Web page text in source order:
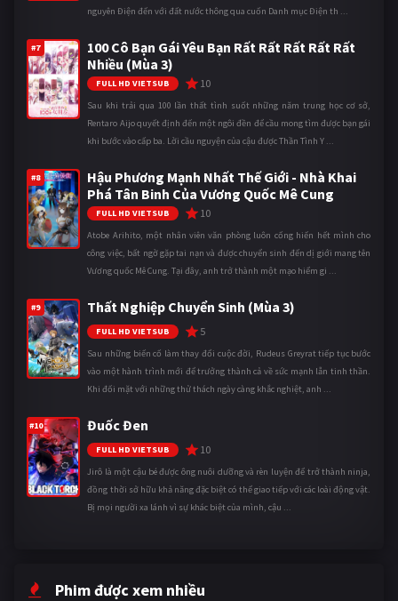
nguyên Điện đến với đất nước thông qua cuốn Danh mục Điện th ...
#7
100 Cô Bạn Gái Yêu Bạn Rất Rất Rất Rất Rất
Nhiều (Mùa 3)
FULL HD VIETSUB 10
Sau khi trải qua 100 lần thất tình suốt những năm trung học cơ sở,
Rentaro Aijo quyết định đến một ngôi đền để cầu mong tìm được bạn gái
khi bước vào cấp ba. Lời cầu nguyện của cậu được Thần Tình Y ...
#8
Hậu Phương Mạnh Nhất Thế Giới - Nhà Khai
Phá Tân Binh Của Vương Quốc Mê Cung
FULL HD VIETSUB 10
Atobe Arihito, một nhân viên văn phòng luôn cống hiến hết mình cho
công việc, bất ngờ gặp tai nạn và được chuyển sinh đến dị giới mang tên
Vương quốc Mê Cung. Tại đây, anh trở thành một mạo hiểm gi ...
#9 Thất Nghiệp Chuyển Sinh (Mùa 3)
FULL HD VIETSUB 5
Sau những biến cố làm thay đổi cuộc đời, Rudeus Greyrat tiếp tục bước
vào một hành trình mới để trưởng thành cả về sức mạnh lẫn tinh thần.
Khi đối mặt với những thử thách ngày càng khắc nghiệt, anh ...
#10 Đuốc Đen
FULL HD VIETSUB 10
Jirô là một cậu bé được ông nuôi dưỡng và rèn luyện để trở thành ninja,
đồng thời sở hữu khả năng đặc biệt có thể giao tiếp với các loài động vật.
Bị mọi người xa lánh vì sự khác biệt của mình, cậu ...
Phim được xem nhiều